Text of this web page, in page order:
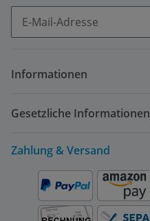
Informationen
Gesetzliche Informationen
Zahlung & Versand